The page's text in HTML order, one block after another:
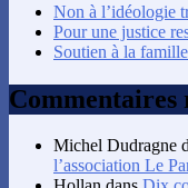
Non à l’idéologie
Pour une justice
Soutien à la
Commentaires
Michel Dudragne
l’association Le